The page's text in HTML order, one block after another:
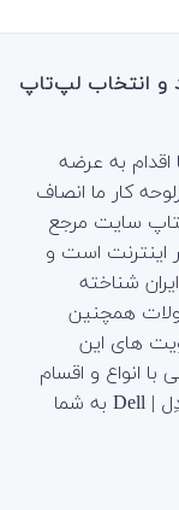
و انتخاب لپ‌تاپ
اقدام به عرضه
کار ما انصاف
سایت مرجع
است و
در ایران شناخته
همچنین
های این
انواع و اقسام
برندهایی نظیر اچ پی | HP لنوو | Lenovo و دِل | Dell به شما